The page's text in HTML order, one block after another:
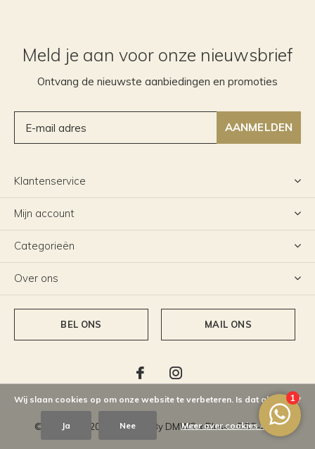
Meld je aan voor onze nieuwsbrief
Ontvang de nieuwste aanbiedingen en promoties
AANMELDEN
Klantenservice
Mijn account
Categorieën
Over ons
BEL ONS MAIL ONS
© Copyright 2026 - Theme By DMWSxPlus+-RSS-feed
Wij slaan cookies op om onze website te verbeteren. Is dat akkoord?
Ja Nee Meer over cookies »